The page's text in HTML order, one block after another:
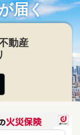
届く
動産